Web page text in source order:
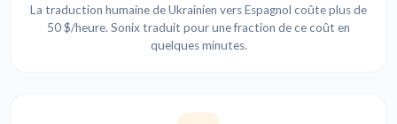
La traduction humaine de Ukrainien vers Espagnol coûte plus de
50 $/heure. Sonix traduit pour une fraction de ce coût en
quelques minutes.